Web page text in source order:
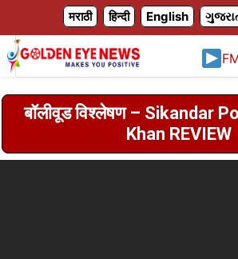
मराठी हिन्दी English
बॉलीवूड विश्लेषण – Sikandar
Khan REVIEW